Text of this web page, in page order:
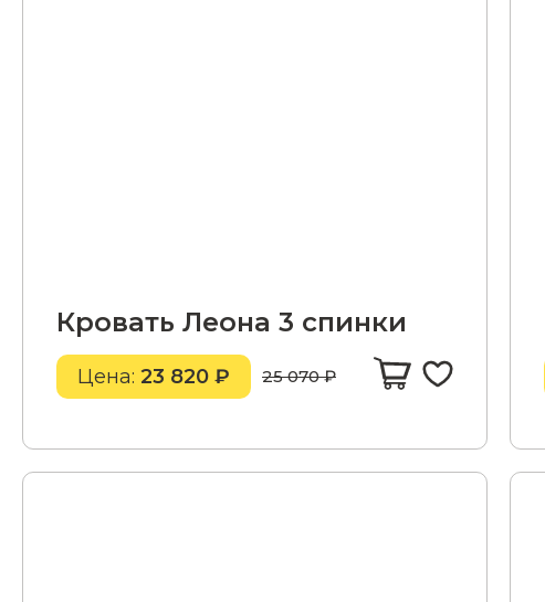
Кровать Леона 3 спинки
Цена: 23 820 ₽ 25 070 ₽